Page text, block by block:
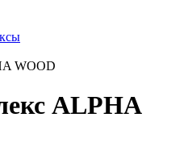
WOOD
ALPHA